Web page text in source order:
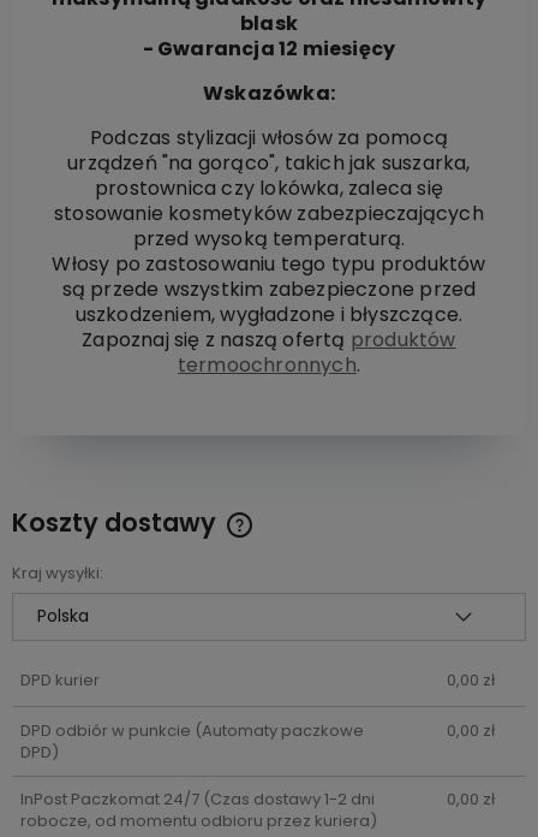
blask
- Gwarancja 12 miesięcy
Wskazówka:
Podczas stylizacji włosów za pomocą
urządzeń "na gorąco", takich jak suszarka,
prostownica czy lokówka, zaleca się
stosowanie kosmetyków zabezpieczających
przed wysoką temperaturą.
Włosy po zastosowaniu tego typu produktów
są przede wszystkim zabezpieczone przed
uszkodzeniem, wygładzone i błyszczące.
Zapoznaj się z naszą ofertą produktów
termoochronnych.
Koszty dostawy
Cena nie zawiera ewentualnych kosztów płatności
Kraj wysyłki:
DPD kurier 0,00 zł
DPD odbiór w punkcie (Automaty paczkowe
DPD)
0,00 zł
InPost Paczkomat 24/7(Czas dostawy 1-2 dni
robocze, od momentu odbioru przez kuriera)
0,00 zł